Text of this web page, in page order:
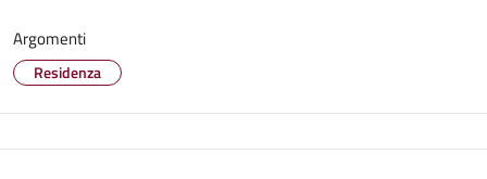
Argomenti
Residenza